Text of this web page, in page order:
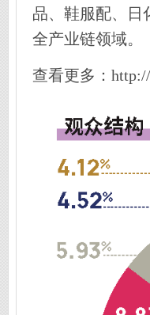
品、鞋服配、日
全产业链领域。
查看更多：